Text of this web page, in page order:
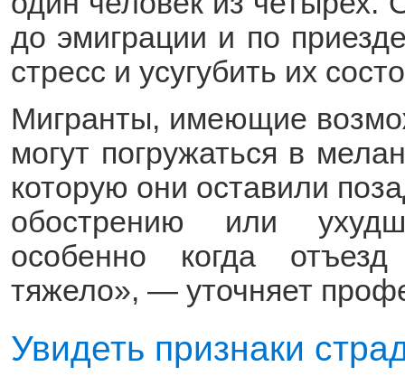
до эмиграции и по
стресс и усугубить их
Мигранты, имеющие
могут погружаться в
которую они оставили
обострению или
особенно когда
тяжело», — уточняет
Увидеть признаки